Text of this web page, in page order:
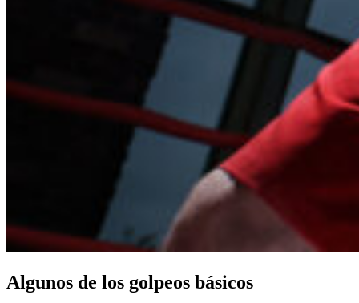
Algunos de los golpeos básicos